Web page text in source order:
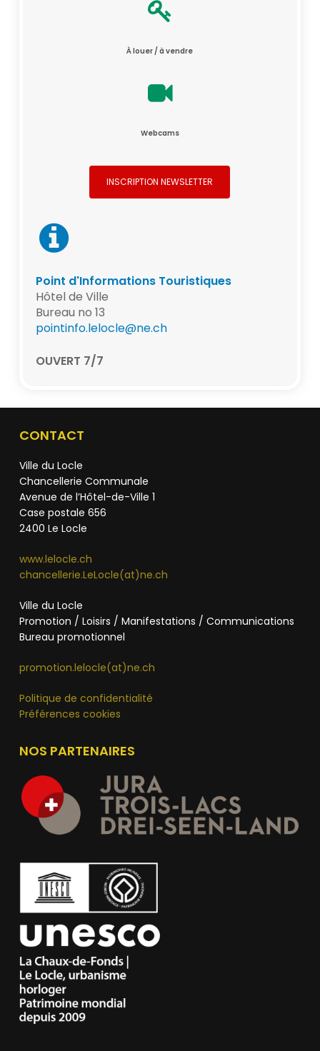
À louer / à vendre
Webcams
INSCRIPTION NEWSLETTER
Point d'Informations Touristiques
Hôtel de Ville
Bureau no 13
pointinfo.lelocle@ne.ch
OUVERT 7/7
CONTACT
Ville du Locle
Chancellerie Communale
Avenue de l’Hôtel-de-Ville 1
Case postale 656
2400 Le Locle
www.lelocle.ch
chancellerie.LeLocle(at)ne.ch
Ville du Locle
Promotion / Loisirs / Manifestations / Communications
Bureau promotionnel
promotion.lelocle(at)ne.ch
Politique de confidentialité
Préférences cookies
NOS PARTENAIRES